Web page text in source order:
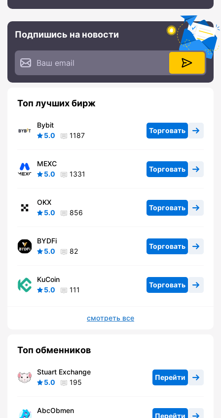
Подпишись на новости
Топ лучших бирж
Bybit
5.0
1187
Торговать
MEXC
5.0
1331
Торговать
OKX
5.0
856
Торговать
BYDFi
5.0
82
Торговать
KuCoin
5.0
111
Торговать
смотреть все
Топ обменников
Stuart Exchange
5.0
195
Перейти
AbcObmen
Перейти